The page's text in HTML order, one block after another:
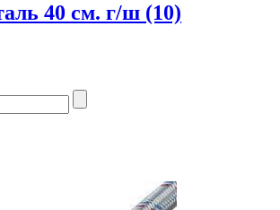
40 см. г/ш (10)